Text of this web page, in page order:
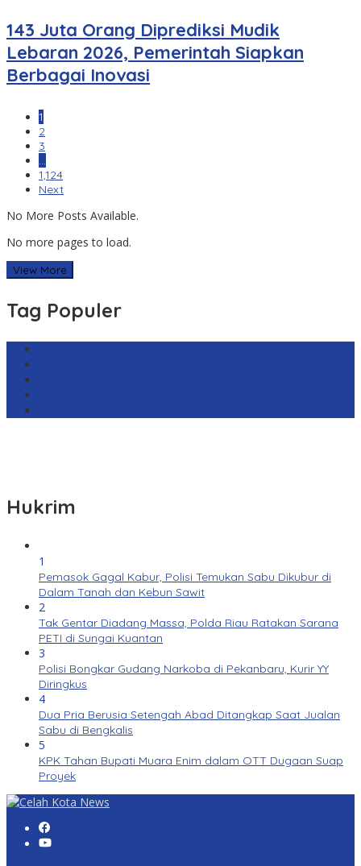
143 Juta Orang Diprediksi Mudik
Lebaran 2026, Pemerintah Siapkan
Berbagai Inovasi
1
2
3
…
1,124
Next
No More Posts Available.
No more pages to load.
View More
Tag Populer
Hukrim
1
Pemasok Gagal Kabur, Polisi Temukan Sabu Dikubur di
Dalam Tanah dan Kebun Sawit
2
Tak Gentar Diadang Massa, Polda Riau Ratakan Sarana
PETI di Sungai Kuantan
3
Polisi Bongkar Gudang Narkoba di Pekanbaru, Kurir YY
Diringkus
4
Dua Pria Berusia Setengah Abad Ditangkap Saat Jualan
Sabu di Bengkalis
5
KPK Tahan Bupati Muara Enim dalam OTT Dugaan Suap
Proyek